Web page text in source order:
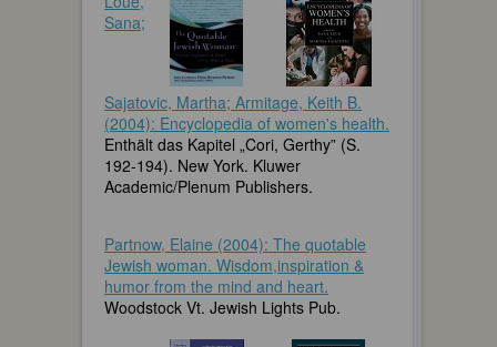
Sana;
Sajatovic, Martha; Armitage, Keith B.
(2004): Encyclopedia of women's health.
Enthält das Kapitel „Cori, Gerthy” (S.
192-194). New York. Kluwer
Academic/Plenum Publishers.
Partnow, Elaine (2004): The quotable
Jewish woman. Wisdom,inspiration &
humor from the mind and heart.
Woodstock Vt. Jewish Lights Pub.